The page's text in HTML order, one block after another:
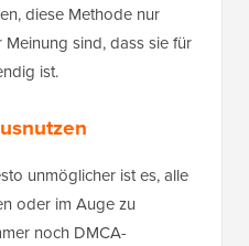
diese Methode nur
sind, dass sie für
ist.
unmöglicher ist es, alle
oder im Auge zu
noch DMCA-